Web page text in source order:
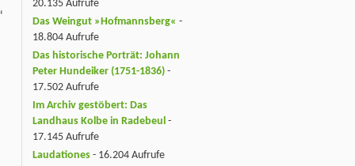
20.135 Aufrufe
Das Weingut »Hofmannsberg« -
18.804 Aufrufe
Das historische Porträt: Johann
Peter Hundeiker (1751-1836) -
17.502 Aufrufe
Im Archiv gestöbert: Das
Landhaus Kolbe in Radebeul -
17.145 Aufrufe
Laudationes - 16.204 Aufrufe